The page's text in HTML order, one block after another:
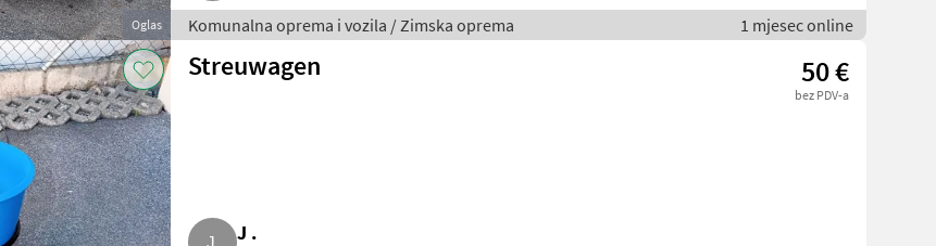
Oglas Komunalna oprema i vozila / Zimska oprema 1 mjesec online
Streuwagen 50 €
bez PDV-a
J .